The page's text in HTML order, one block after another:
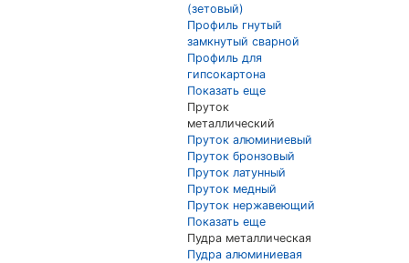
(зетовый)
Профиль гнутый
замкнутый сварной
Профиль для
гипсокартона
Показать еще
Пруток
металлический
Пруток алюминиевый
Пруток бронзовый
Пруток латунный
Пруток медный
Пруток нержавеющий
Показать еще
Пудра металлическая
Пудра алюминиевая